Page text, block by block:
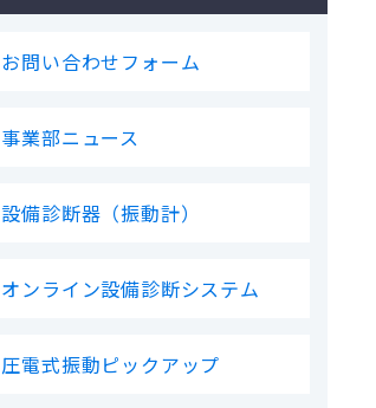
お問い合わせフォーム
事業部ニュース
設備診断器（振動計）
オンライン設備診断システム
圧電式振動ピックアップ